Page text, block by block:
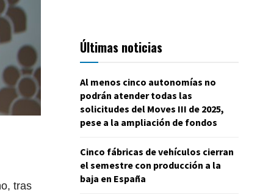
tras
Últimas noticias
Al menos cinco autonomías no
podrán atender todas las
solicitudes del Moves III de 2025,
pese a la ampliación de fondos
Cinco fábricas de vehículos cierran
el semestre con producción a la
baja en España